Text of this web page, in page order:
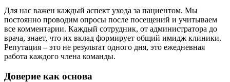
Для нас важен каждый аспект ухода за пациентом. Мы
постоянно проводим опросы после посещений и учитываем
все комментарии. Каждый сотрудник, от администратора до
врача, знает, что их вклад формирует общий имидж клиники.
Репутация – это не результат одного дня, это ежедневная
работа каждого члена команды.
Доверие как основа